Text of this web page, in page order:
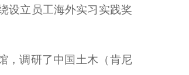
设立员工海外实习实践奖
，调研了中国土木（肯尼